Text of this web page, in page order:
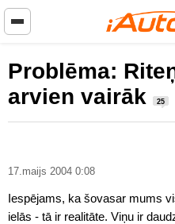
Problēma:
arvien vairāk
25
17.maijs 2004 0:08
Iespējams, ka šovasar mums
ielās - tā ir realitāte. Viņu ir